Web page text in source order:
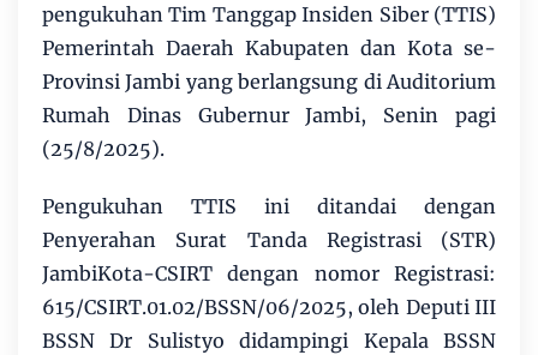
pengukuhan Tim Tanggap Insiden Siber (TTIS)
Pemerintah Daerah Kabupaten dan Kota se-
Provinsi Jambi yang berlangsung di Auditorium
Rumah Dinas Gubernur Jambi, Senin pagi
(25/8/2025).
Pengukuhan TTIS ini ditandai dengan
Penyerahan Surat Tanda Registrasi (STR)
JambiKota-CSIRT dengan nomor Registrasi:
615/CSIRT.01.02/BSSN/06/2025, oleh Deputi III
BSSN Dr Sulistyo didampingi Kepala BSSN